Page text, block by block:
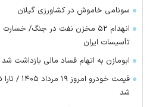
سونامی خاموش در کشاورزی گیلان
انهدام ۵۲ مخزن نفت در جنگ/
تأسیسات ایران
ابومازن به اتهام فساد مالی بازداشت شد
شد